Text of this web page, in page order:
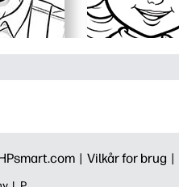
| Vilkår for brug |